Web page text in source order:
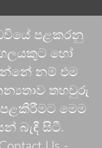
පළකරනු
හෝ
නම් එම
තහවුරු
මෙම
බැඳී සිටී.